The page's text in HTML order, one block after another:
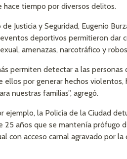
hace tiempo por diversos delitos.
Justicia y Seguridad, Eugenio
deportivos permitieron dar
amenazas, narcotráfico y
permiten detectar a las
ellos por generar hechos
nuestras familias”, agregó.
ejemplo, la Policía de la Ciudad
25 años que se mantenía prófugo
con acceso carnal agravado por